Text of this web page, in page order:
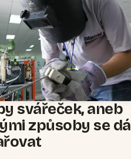
svářeček, aneb
způsoby se dá